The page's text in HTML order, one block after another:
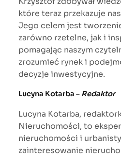
które teraz przekazuje
Jego celem jest
zarówno rzetelne, jak i
pomagając naszym
zrozumieć rynek i
decyzje inwestycyjne.
Lucyna Kotarba – Redaktor
Lucyna Kotarba,
Nieruchomości, to
nieruchomości i
zainteresowanie